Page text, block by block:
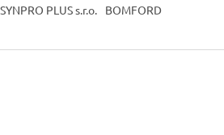
SYNPRO PLUS s.r.o. BOMFORD